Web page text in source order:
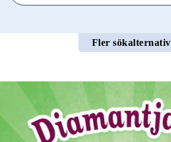
Fler sökalternativ